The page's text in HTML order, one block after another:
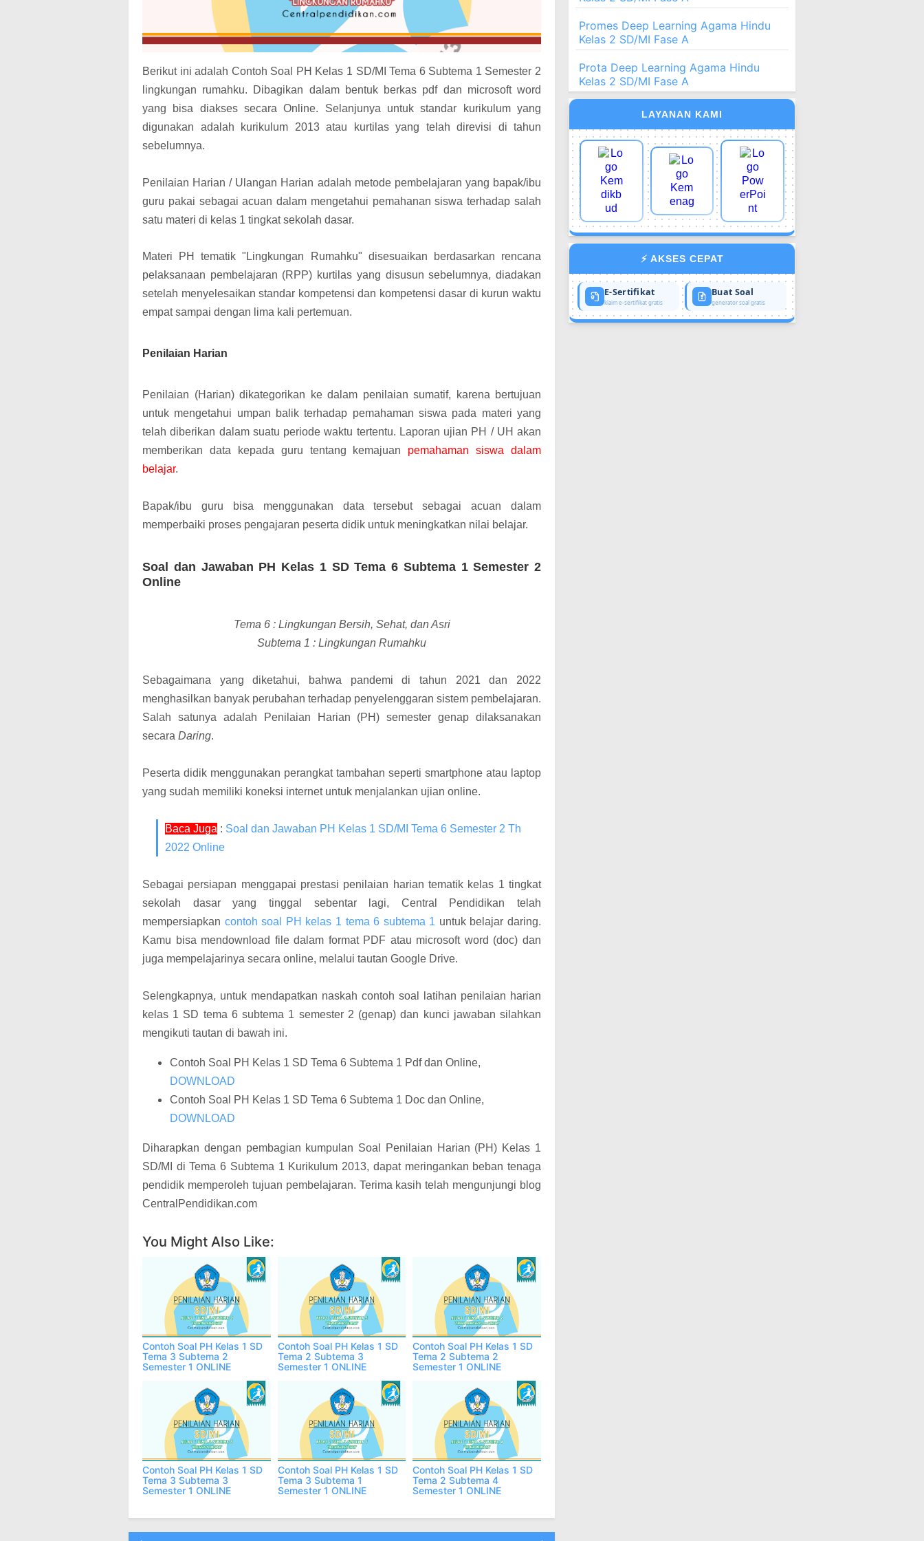
Berikut ini adalah Contoh Soal PH Kelas 1 SD/MI Tema 6 Subtema 1 Semester 2
lingkungan rumahku. Dibagikan dalam bentuk berkas pdf dan microsoft word
yang bisa diakses secara Online. Selanjunya untuk standar kurikulum yang
digunakan adalah kurikulum 2013 atau kurtilas yang telah direvisi di tahun
sebelumnya.
Penilaian Harian / Ulangan Harian adalah metode pembelajaran yang bapak/ibu
guru pakai sebagai acuan dalam mengetahui pemahanan siswa terhadap salah
satu materi di kelas 1 tingkat sekolah dasar.
Materi PH tematik "Lingkungan Rumahku" disesuaikan berdasarkan rencana
pelaksanaan pembelajaran (RPP) kurtilas yang disusun sebelumnya, diadakan
setelah menyelesaikan standar kompetensi dan kompetensi dasar di kurun waktu
empat sampai dengan lima kali pertemuan.
Penilaian Harian
Penilaian (Harian) dikategorikan ke dalam penilaian sumatif, karena bertujuan
untuk mengetahui umpan balik terhadap pemahaman siswa pada materi yang
telah diberikan dalam suatu periode waktu tertentu. Laporan ujian PH / UH akan
memberikan data kepada guru tentang kemajuan pemahaman siswa dalam
belajar.
Bapak/ibu guru bisa menggunakan data tersebut sebagai acuan dalam
memperbaiki proses pengajaran peserta didik untuk meningkatkan nilai belajar.
Soal dan Jawaban PH Kelas 1 SD Tema 6 Subtema 1 Semester 2
Online
Tema 6 : Lingkungan Bersih, Sehat, dan Asri
Subtema 1 : Lingkungan Rumahku
Sebagaimana yang diketahui, bahwa pandemi di tahun 2021 dan 2022
menghasilkan banyak perubahan terhadap penyelenggaran sistem pembelajaran.
Salah satunya adalah Penilaian Harian (PH) semester genap dilaksanakan
secara Daring.
Peserta didik menggunakan perangkat tambahan seperti smartphone atau laptop
yang sudah memiliki koneksi internet untuk menjalankan ujian online.
Baca Juga : Soal dan Jawaban PH Kelas 1 SD/MI Tema 6 Semester 2 Th
2022 Online
Sebagai persiapan menggapai prestasi penilaian harian tematik kelas 1 tingkat
sekolah dasar yang tinggal sebentar lagi, Central Pendidikan telah
mempersiapkan contoh soal PH kelas 1 tema 6 subtema 1 untuk belajar daring.
Kamu bisa mendownload file dalam format PDF atau microsoft word (doc) dan
juga mempelajarinya secara online, melalui tautan Google Drive.
Selengkapnya, untuk mendapatkan naskah contoh soal latihan penilaian harian
kelas 1 SD tema 6 subtema 1 semester 2 (genap) dan kunci jawaban silahkan
mengikuti tautan di bawah ini.
Contoh Soal PH Kelas 1 SD Tema 6 Subtema 1 Pdf dan Online,
DOWNLOAD
Contoh Soal PH Kelas 1 SD Tema 6 Subtema 1 Doc dan Online,
DOWNLOAD
Diharapkan dengan pembagian kumpulan Soal Penilaian Harian (PH) Kelas 1
SD/MI di Tema 6 Subtema 1 Kurikulum 2013, dapat meringankan beban tenaga
pendidik memperoleh tujuan pembelajaran. Terima kasih telah mengunjungi blog
CentralPendidikan.com
You Might Also Like:
Contoh Soal PH Kelas 1 SD
Tema 3 Subtema 2
Semester 1 ONLINE
Contoh Soal PH Kelas 1 SD
Tema 2 Subtema 3
Semester 1 ONLINE
Contoh Soal PH Kelas 1 SD
Tema 2 Subtema 2
Semester 1 ONLINE
Contoh Soal PH Kelas 1 SD
Tema 3 Subtema 3
Semester 1 ONLINE
Contoh Soal PH Kelas 1 SD
Tema 3 Subtema 1
Semester 1 ONLINE
Contoh Soal PH Kelas 1 SD
Tema 2 Subtema 4
Semester 1 ONLINE
Promes Deep Learning Agama Hindu
Kelas 2 SD/MI Fase A
Prota Deep Learning Agama Hindu
Kelas 2 SD/MI Fase A
LAYANAN KAMI
⚡ AKSES CEPAT
E-Sertifikat
klaim e-sertifikat gratis
Buat Soal
generator soal gratis